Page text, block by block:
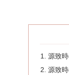
源致
源致